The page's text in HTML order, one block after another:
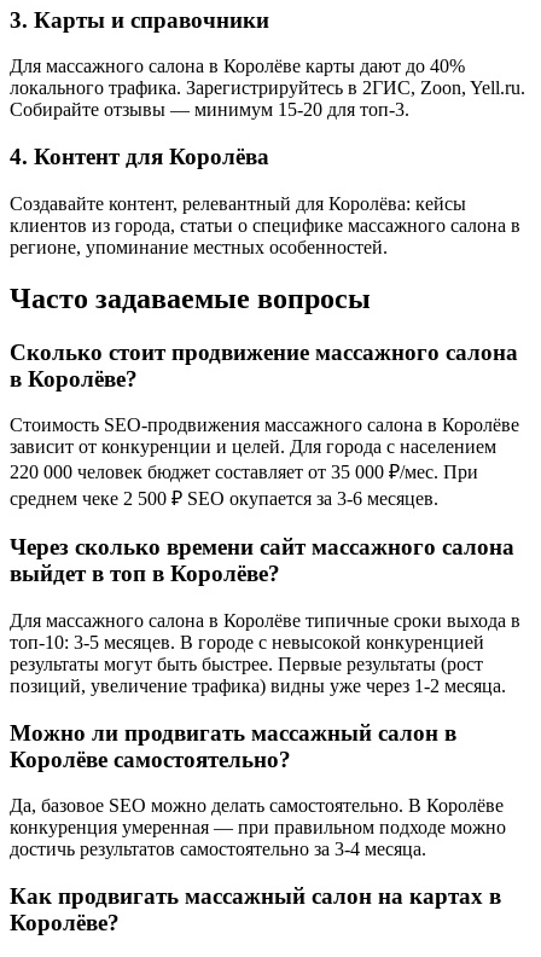
3. Карты и справочники
Для массажного салона в Королёве карты дают до 40%
локального трафика. Зарегистрируйтесь в 2ГИС, Zoon, Yell.ru.
Собирайте отзывы — минимум 15-20 для топ-3.
4. Контент для Королёва
Создавайте контент, релевантный для Королёва: кейсы
клиентов из города, статьи о специфике массажного салона в
регионе, упоминание местных особенностей.
Часто задаваемые вопросы
Сколько стоит продвижение массажного салона
в Королёве?
Стоимость SEO-продвижения массажного салона в Королёве
зависит от конкуренции и целей. Для города с населением
220 000 человек бюджет составляет от 35 000 ₽/мес. При
среднем чеке 2 500 ₽ SEO окупается за 3-6 месяцев.
Через сколько времени сайт массажного салона
выйдет в топ в Королёве?
Для массажного салона в Королёве типичные сроки выхода в
топ-10: 3-5 месяцев. В городе с невысокой конкуренцией
результаты могут быть быстрее. Первые результаты (рост
позиций, увеличение трафика) видны уже через 1-2 месяца.
Можно ли продвигать массажный салон в
Королёве самостоятельно?
Да, базовое SEO можно делать самостоятельно. В Королёве
конкуренция умеренная — при правильном подходе можно
достичь результатов самостоятельно за 3-4 месяца.
Как продвигать массажный салон на картах в
Королёве?